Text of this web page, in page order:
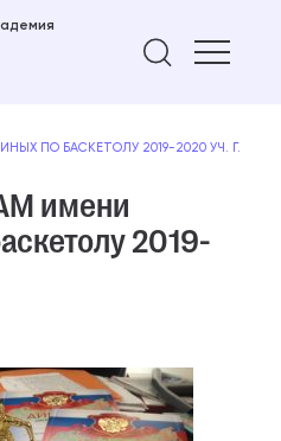
Найти
ПО БАСКЕТОЛУ 2019-2020 УЧ. Г.
имени
2019-